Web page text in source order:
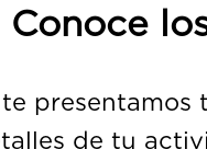
Conoce
presentamos
de tu